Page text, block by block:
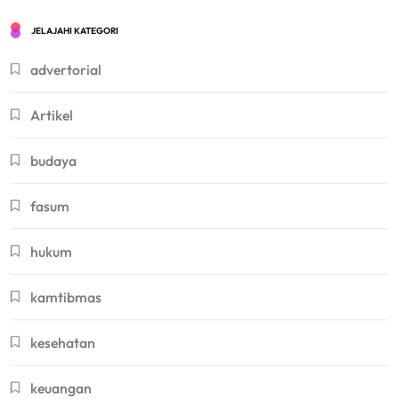
JELAJAHI KATEGORI
advertorial
Artikel
budaya
fasum
hukum
kamtibmas
kesehatan
keuangan